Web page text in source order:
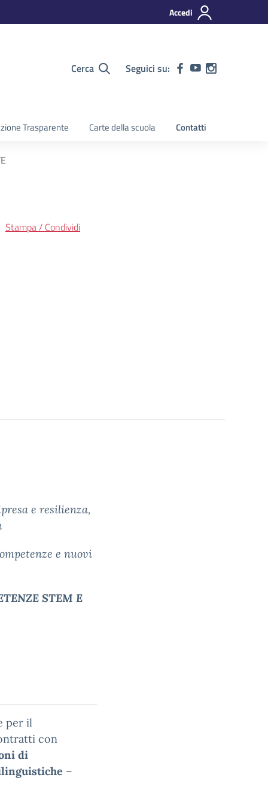
Accedi
Cerca Seguici su:
Trasparente Carte della scuola Contatti
Stampa / Condividi
e resilienza,
e nuovi
STEM E
per il
con
di
–